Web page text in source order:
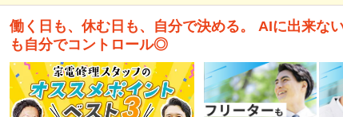
働く日も、休む日も、自分で決める。 AIに出来な
も自分でコントロール◎